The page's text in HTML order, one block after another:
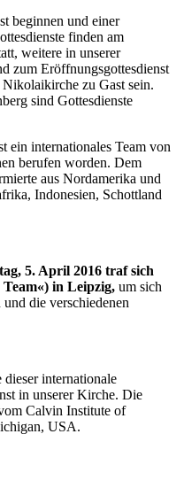
beginnen und einer
finden am
weitere in unserer
zum Eröffnungsgottesdienst
zu Gast sein.
sind Gottesdienste
ein internationales Team von
berufen worden. Dem
aus Nordamerika und
Indonesien, Schottland
5. April 2016 traf sich
in Leipzig, um sich
die verschiedenen
internationale
in unserer Kirche. Die
Calvin Institute of
USA.